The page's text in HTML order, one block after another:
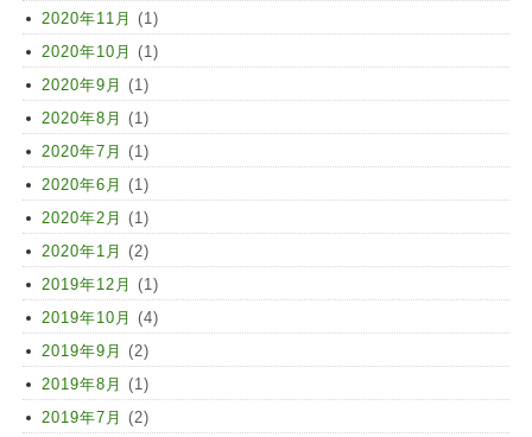
2020年11月 (1)
2020年10月 (1)
2020年9月 (1)
2020年8月 (1)
2020年7月 (1)
2020年6月 (1)
2020年2月 (1)
2020年1月 (2)
2019年12月 (1)
2019年10月 (4)
2019年9月 (2)
2019年8月 (1)
2019年7月 (2)